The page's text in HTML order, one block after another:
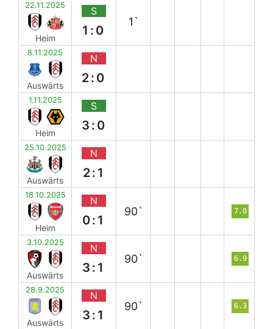
22.11.2025
Heim
S
1:0
1`
8.11.2025
Auswärts
N
2:0
1.11.2025
Heim
S
3:0
25.10.2025
Auswärts
N
2:1
18.10.2025
Heim
N
0:1
90` 7.0
3.10.2025
Auswärts
N
3:1
90` 6.9
28.9.2025
Auswärts
N
3:1
90` 6.3